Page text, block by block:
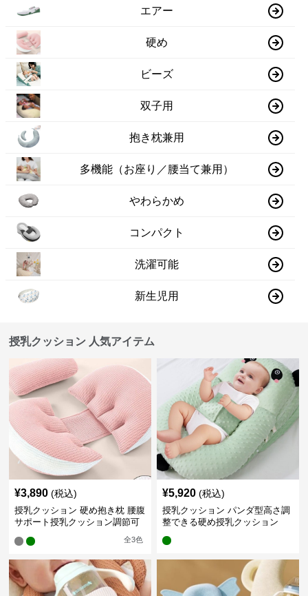
エアー
硬め
ビーズ
双子用
抱き枕兼用
多機能（お座り／腰当て兼用）
やわらかめ
コンパクト
洗濯可能
新生児用
授乳クッション 人気アイテム
¥3,890 (税込)
授乳クッション 硬め抱き枕 腰腹
サポート授乳クッション調節可
全3色
¥5,920 (税込)
授乳クッション パンダ型高さ調
整できる硬め授乳クッション